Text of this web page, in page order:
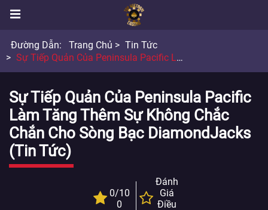
Đường Dẫn: Trang Chủ
Tin Tức
Sự Tiếp Quản Của Peninsula Pacific Làm Tăng Thêm Sự Không Chắc Chắn Cho Sòng Bạc DiamondJacks
Sự Tiếp Quản Của Peninsula Pacific
Làm Tăng Thêm Sự Không Chắc
Chắn Cho Sòng Bạc DiamondJacks
(Tin Tức)
0/10
0
Đánh
Giá
Điều